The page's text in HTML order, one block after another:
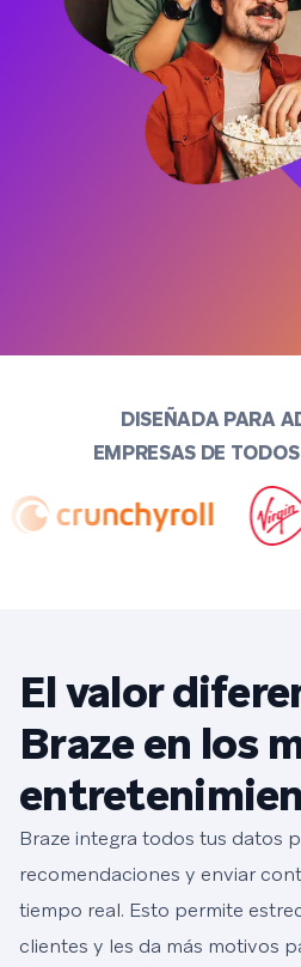
DISEÑADA PARA
EMPRESAS DE
El valor
Braze en los
Braze integra todos tus datos
recomendaciones y enviar
tiempo real. Esto permite
clientes y les da más motivos